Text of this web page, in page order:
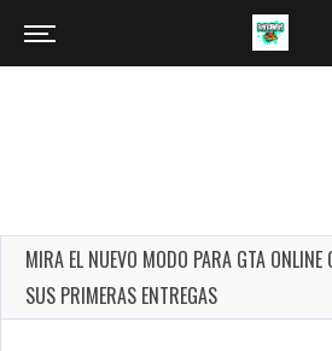
MIRA EL NUEVO MODO PARA GTA ONLINE
SUS PRIMERAS ENTREGAS